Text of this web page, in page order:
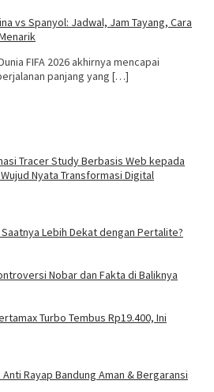
vs Spanyol: Jadwal, Jam Tayang, Cara
FIFA 2026 akhirnya mencapai
panjang yang […]
Tracer Study Berbasis Web kepada
Nyata Transformasi Digital
Lebih Dekat dengan Pertalite?
Nobar dan Fakta di Baliknya
Turbo Tembus Rp19.400, Ini
Rayap Bandung Aman & Bergaransi